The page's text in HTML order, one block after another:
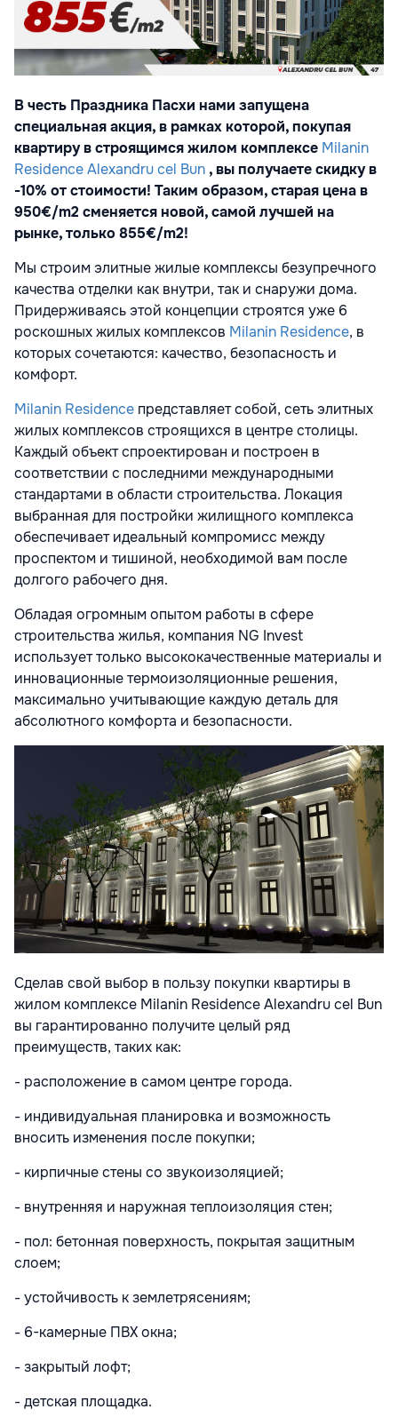
В честь Праздника Пасхи нами запущена
специальная акция, в рамках которой, покупая
квартиру в строящимся жилом комплексе Milanin
Residence Alexandru cel Bun , вы получаете скидку в
-10% от стоимости! Таким образом, старая цена в
950€/m2 сменяется новой, самой лучшей на
рынке, только 855€/m2!
Мы строим элитные жилые комплексы безупречного
качества отделки как внутри, так и снаружи дома.
Придерживаясь этой концепции строятся уже 6
роскошных жилых комплексов Milanin Residence, в
которых сочетаются: качество, безопасность и
комфорт.
Milanin Residence представляет собой, сеть элитных
жилых комплексов строящихся в центре столицы.
Каждый объект спроектирован и построен в
соответствии с последними международными
стандартами в области строительства. Локация
выбранная для постройки жилищного комплекса
обеспечивает идеальный компромисс между
проспектом и тишиной, необходимой вам после
долгого рабочего дня.
Обладая огромным опытом работы в сфере
строительства жилья, компания NG Invest
использует только высококачественные материалы и
инновационные термоизоляционные решения,
максимально учитывающие каждую деталь для
абсолютного комфорта и безопасности.
Сделав свой выбор в пользу покупки квартиры в
жилом комплексе Milanin Residence Alexandru cel Bun
вы гарантированно получите целый ряд
преимуществ, таких как:
- расположение в самом центре города.
- индивидуальная планировка и возможность
вносить изменения после покупки;
- кирпичные стены со звукоизоляцией;
- внутренняя и наружная теплоизоляция стен;
- пол: бетонная поверхность, покрытая защитным
слоем;
- устойчивость к землетрясениям;
- 6-камерные ПВХ окна;
- закрытый лофт;
- детская площадка.